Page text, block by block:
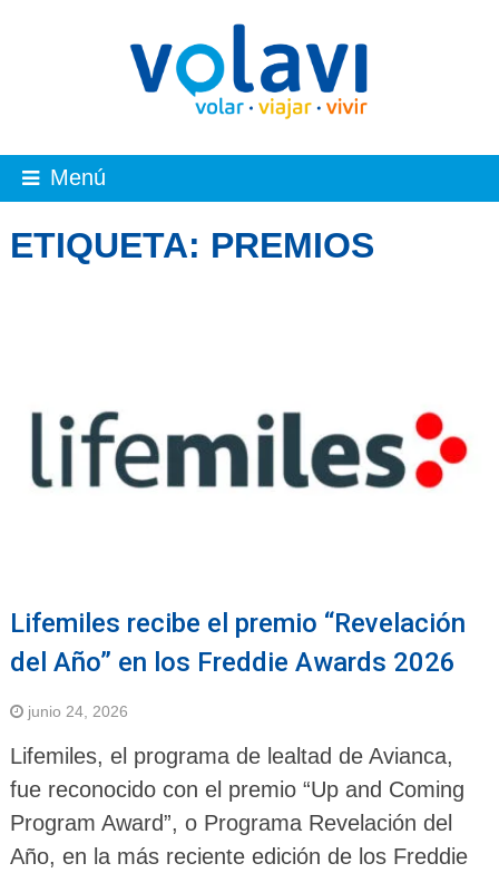
Menú
ETIQUETA: PREMIOS
Lifemiles recibe el premio “Revelación
del Año” en los Freddie Awards 2026
junio 24, 2026
Lifemiles, el programa de lealtad de Avianca,
fue reconocido con el premio “Up and Coming
Program Award”, o Programa Revelación del
Año, en la más reciente edición de los Freddie